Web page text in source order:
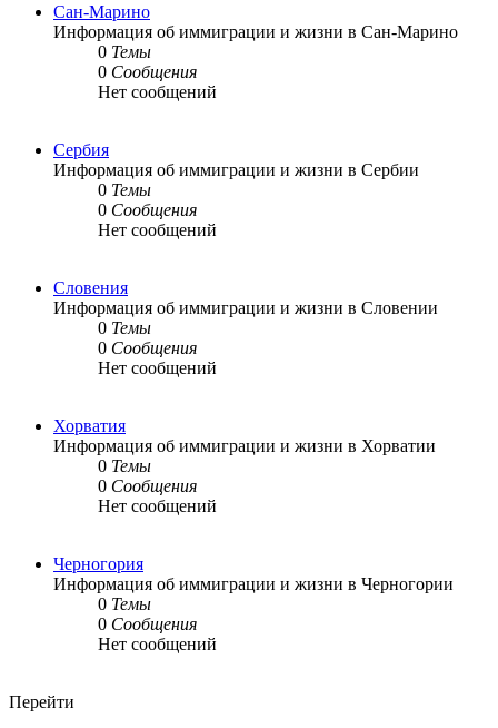
Сан-Марино
Информация об иммиграции и жизни в Сан-Марино
0 Темы
0 Сообщения
Нет сообщений
Сербия
Информация об иммиграции и жизни в Сербии
0 Темы
0 Сообщения
Нет сообщений
Словения
Информация об иммиграции и жизни в Словении
0 Темы
0 Сообщения
Нет сообщений
Хорватия
Информация об иммиграции и жизни в Хорватии
0 Темы
0 Сообщения
Нет сообщений
Черногория
Информация об иммиграции и жизни в Черногории
0 Темы
0 Сообщения
Нет сообщений
Перейти